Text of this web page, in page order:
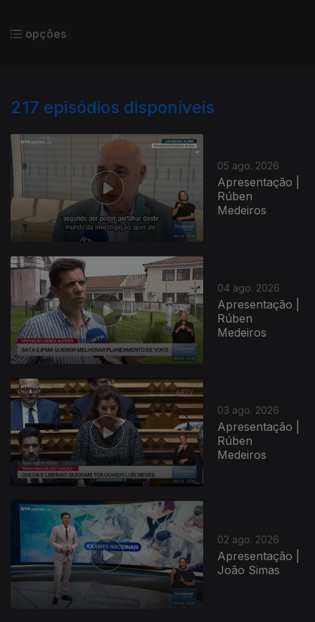
opções
217 episódios disponíveis
05 ago. 2026
Apresentação |
Rúben
Medeiros
04 ago. 2026
Apresentação |
Rúben
Medeiros
03 ago. 2026
Apresentação |
Rúben
Medeiros
02 ago. 2026
Apresentação |
João Simas